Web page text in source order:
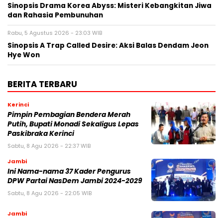
Sinopsis Drama Korea Abyss: Misteri Kebangkitan Jiwa
dan Rahasia Pembunuhan
Rabu, 5 Agustus 2026 - 23:03 WIB
Sinopsis A Trap Called Desire: Aksi Balas Dendam Jeon
Hye Won
BERITA TERBARU
Kerinci
Pimpin Pembagian Bendera Merah
Putih, Bupati Monadi Sekaligus Lepas
Paskibraka Kerinci
Sabtu, 8 Agu 2026 - 22:37 WIB
Jambi
Ini Nama-nama 37 Kader Pengurus
DPW Partai NasDem Jambi 2024-2029
Sabtu, 8 Agu 2026 - 22:05 WIB
Jambi